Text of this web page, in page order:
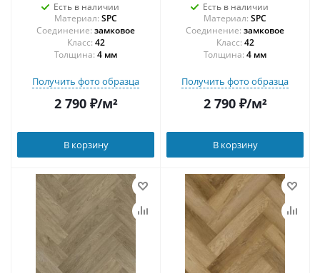
Есть в наличии
Материал: SPC
Соединение: замковое
42
Толщина: 4 мм
Получить фото образца
2 790₽/м²
В корзину
Есть в наличии
Материал: SPC
Соединение: замковое
42
Толщина: 4 мм
Получить фото образца
2 790₽/м²
В корзину